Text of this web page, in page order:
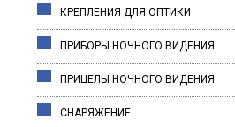
КРЕПЛЕНИЯ ДЛЯ ОПТИКИ
ПРИБОРЫ НОЧНОГО ВИДЕНИЯ
ПРИЦЕЛЫ НОЧНОГО ВИДЕНИЯ
СНАРЯЖЕНИЕ